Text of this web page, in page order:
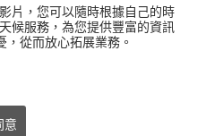
片，您可以隨時根據自己的時
候服務，為您提供豐富的資訊
從而放心拓展業務。
意